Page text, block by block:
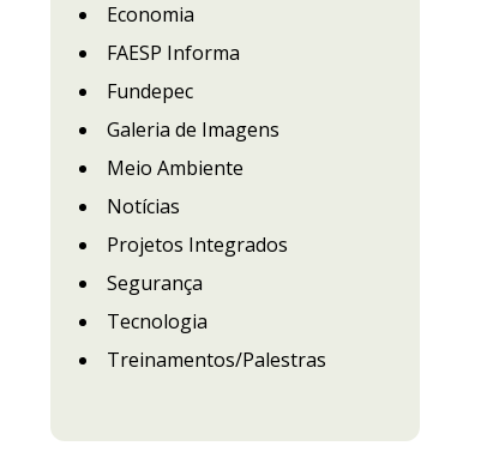
Economia
FAESP Informa
Fundepec
Galeria de Imagens
Meio Ambiente
Notícias
Projetos Integrados
Segurança
Tecnologia
Treinamentos/Palestras